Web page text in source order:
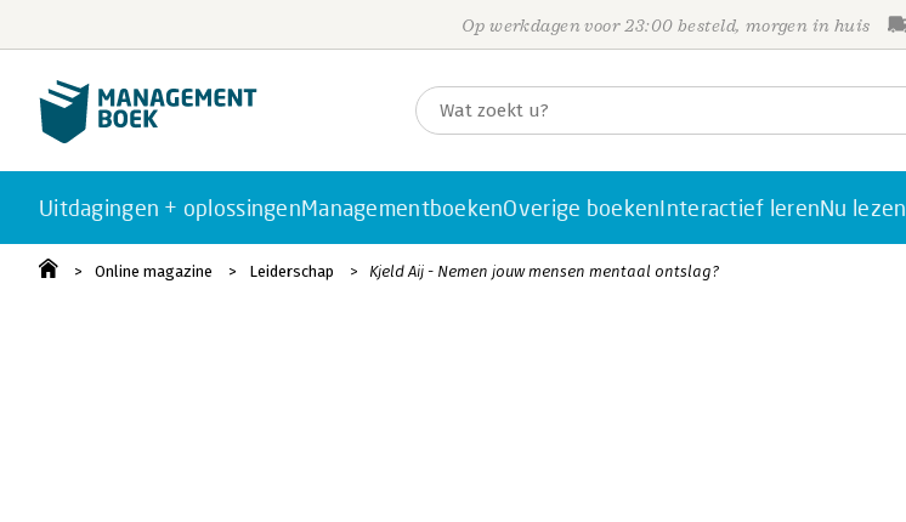
Op werkdagen voor 23:00 besteld, morgen in huis
Uitdagingen + oplossingenManagementboekenOverige boekenInteractief lerenNu lezen
Online magazine Leiderschap Kjeld Aij - Nemen jouw mensen mentaal ontslag?